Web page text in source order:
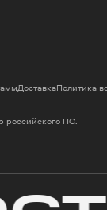
российского ПО.
ДоставкаПолитика